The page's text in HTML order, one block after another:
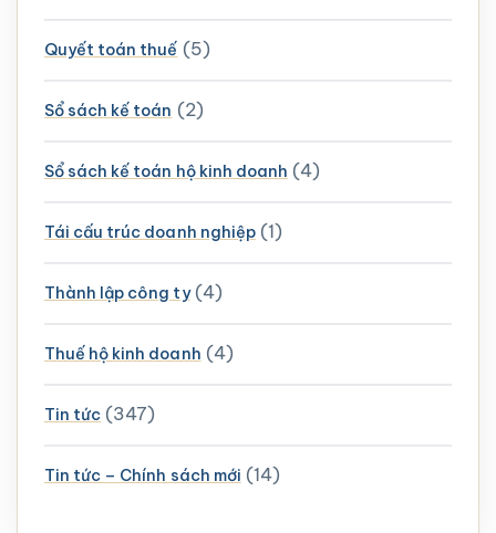
Quyết toán thuế (5)
Sổ sách kế toán (2)
Sổ sách kế toán hộ kinh doanh (4)
Tái cấu trúc doanh nghiệp(1)
Thành lập công ty(4)
Thuế hộ kinh doanh (4)
Tin tức (347)
Tin tức – Chính sách mới (14)